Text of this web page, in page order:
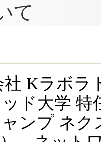
て
社 Kラボラ
ド大学 特
ンプ ネク